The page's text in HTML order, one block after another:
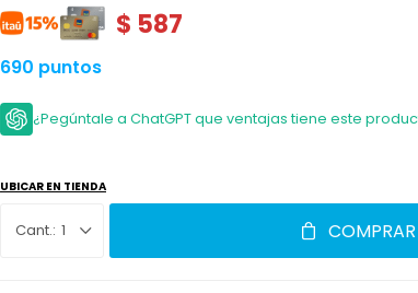
$ 587
690 puntos
¿Pegúntale a ChatGPT que ventajas tiene este
UBICAR EN TIENDA
1 COMPRAR